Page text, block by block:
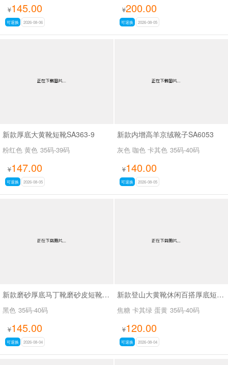
¥145.00
可退换 2026-08-06
¥200.00
可退换 2026-08-05
新款厚底大黄靴短靴SA363-9
粉红色 黄色 35码-39码
¥147.00
可退换 2026-08-05
新款内增高羊京绒靴子SA6053
灰色 咖色 卡其色 35码-40码
¥140.00
可退换 2026-08-05
新款磨砂厚底马丁靴磨砂皮短靴SA7062
黑色 35码-40码
¥145.00
可退换 2026-08-04
新款登山大黄靴休闲百搭厚底短靴马丁靴SA2676
焦糖 卡其绿 蛋黄 35码-40码
¥120.00
可退换 2026-08-04